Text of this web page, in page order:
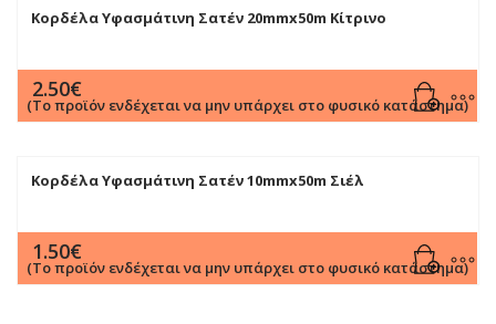
Κορδέλα Υφασμάτινη Σατέν 20mmx50m Κίτρινο
2.50€
(Το προϊόν ενδέχεται να μην υπάρχει στο φυσικό κατάστημα)
Κορδέλα Υφασμάτινη Σατέν 10mmx50m Σιέλ
1.50€
(Το προϊόν ενδέχεται να μην υπάρχει στο φυσικό κατάστημα)